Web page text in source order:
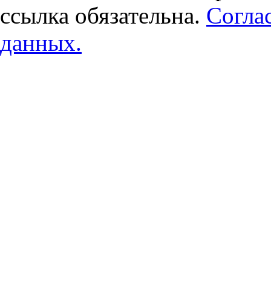
ссылка обязательна.
данных.